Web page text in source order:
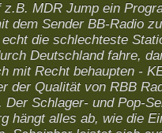
z.B. MDR Jump ein
dem Sender BB-Radio
die schlechteste
Deutschland fahre,
mit Recht behaupten -
der Qualität von RBB
Der Schlager- und Pop-
hängt alles ab, wie die